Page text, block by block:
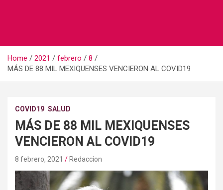
Home 2021 febrero
8
MÁS DE 88 MIL MEXIQUENSES VENCIERON AL COVID19
COVID19 SALUD
MÁS DE 88 MIL MEXIQUENSES
VENCIERON AL COVID19
8 febrero, 2021 Redaccion